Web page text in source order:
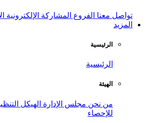
تواصل معنا الفروع المشاركة الإلكترونية
المزيد
الرئيسية
الرئيسية
الهيئة
من نحن مجلس الإدارة الهيكل
للإحصاء